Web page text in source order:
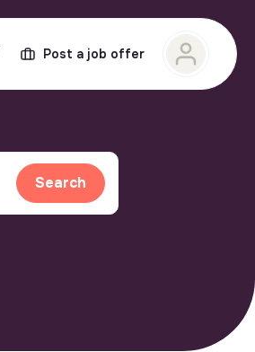
Post a job offer
Search